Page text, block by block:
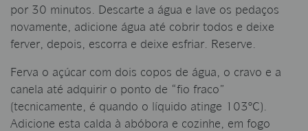
por 30 minutos. Descarte a água e lave os pedaços
novamente, adicione água até cobrir todos e deixe
ferver, depois, escorra e deixe esfriar. Reserve.
Ferva o açúcar com dois copos de água, o cravo e a
canela até adquirir o ponto de “fio fraco”
(tecnicamente, é quando o líquido atinge 103ºC).
Adicione esta calda à abóbora e cozinhe, em fogo